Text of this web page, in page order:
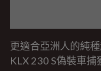
更適合亞洲人的純
KLX 230 S偽裝車捕